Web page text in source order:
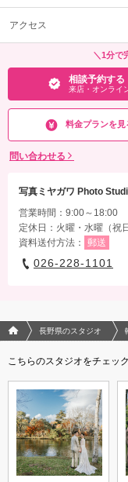
アクセス
＼1分で
相談予約する
来店・オンライ
料金プランを見
問い合わせる
写真ミヤガワ Photo
営業時間：9:00～18:00
定休日：火曜・水曜（祝
資料送付方法：
郵送
026-228-1101
フォトウエディング/結婚写
長野県のスタジオ
こちらのスタジオをチェッ